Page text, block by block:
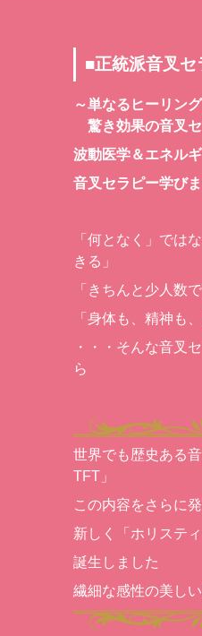
■正統派音叉
～単なるヒーリン
驚き効果の音叉
波動医学＆エネル
音叉セラピー学び
「何となく」では
きる」
「きちんと少人数
「身体も、精神も
・・・そんな音叉
ら
世界でも歴史ある
TFT」
この内容をさらに
新しく「ホリステ
誕生しました
繊細な感性の美し